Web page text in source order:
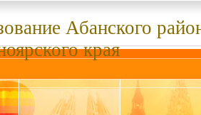
Абанского
края